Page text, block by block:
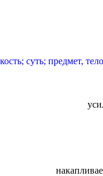
суть; предмет,